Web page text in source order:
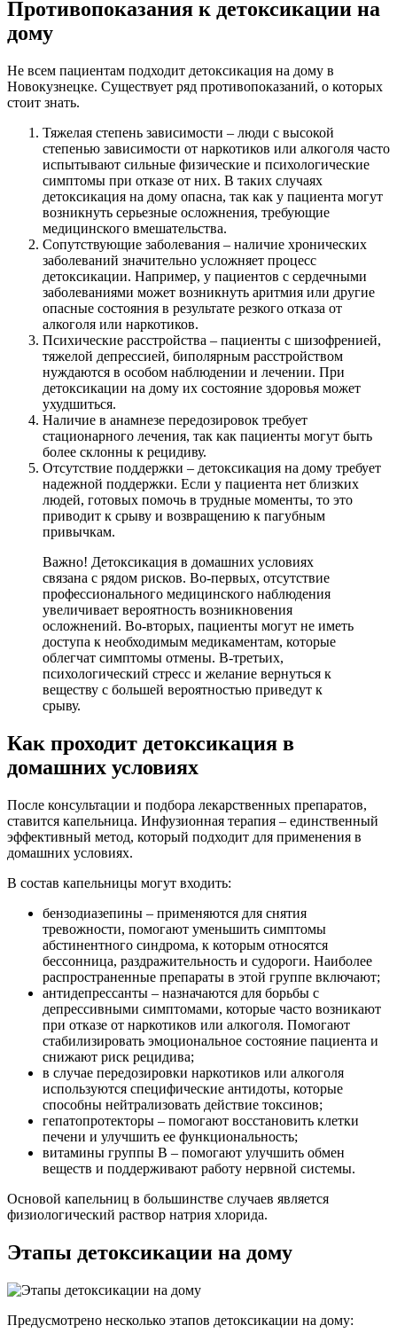
Противопоказания к детоксикации на
дому
Не всем пациентам подходит детоксикация на дому в
Новокузнецке. Существует ряд противопоказаний, о которых
стоит знать.
Тяжелая степень зависимости – люди с высокой
степенью зависимости от наркотиков или алкоголя часто
испытывают сильные физические и психологические
симптомы при отказе от них. В таких случаях
детоксикация на дому опасна, так как у пациента могут
возникнуть серьезные осложнения, требующие
медицинского вмешательства.
Сопутствующие заболевания – наличие хронических
заболеваний значительно усложняет процесс
детоксикации. Например, у пациентов с сердечными
заболеваниями может возникнуть аритмия или другие
опасные состояния в результате резкого отказа от
алкоголя или наркотиков.
Психические расстройства – пациенты с шизофренией,
тяжелой депрессией, биполярным расстройством
нуждаются в особом наблюдении и лечении. При
детоксикации на дому их состояние здоровья может
ухудшиться.
Наличие в анамнезе передозировок требует
стационарного лечения, так как пациенты могут быть
более склонны к рецидиву.
Отсутствие поддержки – детоксикация на дому требует
надежной поддержки. Если у пациента нет близких
людей, готовых помочь в трудные моменты, то это
приводит к срыву и возвращению к пагубным
привычкам.
Важно! Детоксикация в домашних условиях
связана с рядом рисков. Во-первых, отсутствие
профессионального медицинского наблюдения
увеличивает вероятность возникновения
осложнений. Во-вторых, пациенты могут не иметь
доступа к необходимым медикаментам, которые
облегчат симптомы отмены. В-третьих,
психологический стресс и желание вернуться к
веществу с большей вероятностью приведут к
срыву.
Как проходит детоксикация в
домашних условиях
После консультации и подбора лекарственных препаратов,
ставится капельница. Инфузионная терапия – единственный
эффективный метод, который подходит для применения в
домашних условиях.
В состав капельницы могут входить:
бензодиазепины – применяются для снятия
тревожности, помогают уменьшить симптомы
абстинентного синдрома, к которым относятся
бессонница, раздражительность и судороги. Наиболее
распространенные препараты в этой группе включают;
антидепрессанты – назначаются для борьбы с
депрессивными симптомами, которые часто возникают
при отказе от наркотиков или алкоголя. Помогают
стабилизировать эмоциональное состояние пациента и
снижают риск рецидива;
в случае передозировки наркотиков или алкоголя
используются специфические антидоты, которые
способны нейтрализовать действие токсинов;
гепатопротекторы – помогают восстановить клетки
печени и улучшить ее функциональность;
витамины группы B – помогают улучшить обмен
веществ и поддерживают работу нервной системы.
Основой капельниц в большинстве случаев является
физиологический раствор натрия хлорида.
Этапы детоксикации на дому
Предусмотрено несколько этапов детоксикации на дому: